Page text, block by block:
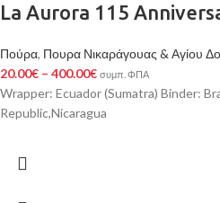
La Aurora 115
Πούρα, Πουρα Νικαράγουας & Αγίου
20.00€ – 400.00€ συμπ. ΦΠΑ
Wrapper: Ecuador (Sumatra) Binder:
Republic,Nicaragua